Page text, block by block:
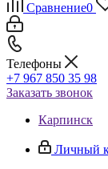
Сравнение0
Телефоны
+7 967 850 35 98
Заказать звонок
Карпинск
Личный